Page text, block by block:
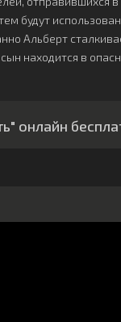
будут
Альберт
находится в
онлайн